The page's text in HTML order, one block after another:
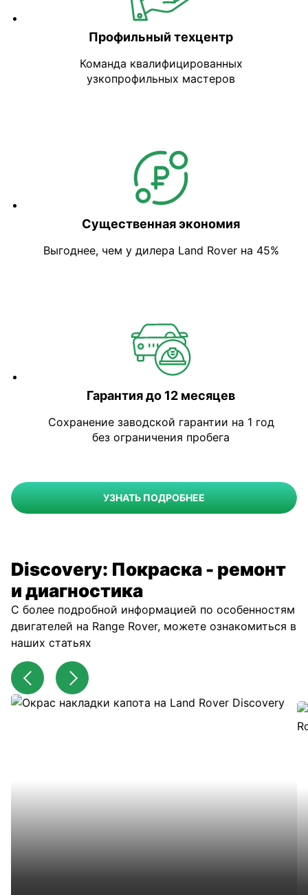
Профильный техцентр
Команда квалифицированных
узкопрофильных мастеров
Существенная экономия
Выгоднее, чем у дилера Land Rover на 45%
Гарантия до 12 месяцев
Сохранение заводской гарантии на 1 год
без ограничения пробега
УЗНАТЬ ПОДРОБНЕЕ
Discovery: Покраска - ремонт
и диагностика
С более подробной информацией по особенностям
двигателей на Range Rover, можете ознакомиться в
наших статьях